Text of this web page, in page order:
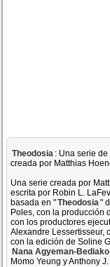
Theodosia : Una serie
creada por Matthias
Una serie creada por
escrita por Robin L.
basada en "Theodosia"
Poles, con la producción
con los productores
Alexandre Lessertisseur,
con la edición de Soline
Nana Agyeman-Bediako
Momo Yeung y Anthony